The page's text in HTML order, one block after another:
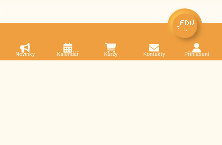
Novinky Kalendář Kurzy Kontakty Přihlášení